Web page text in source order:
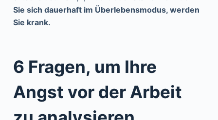
Sie sich dauerhaft im Überlebensmodus, werden
Sie krank.
6 Fragen, um Ihre
Angst vor der Arbeit